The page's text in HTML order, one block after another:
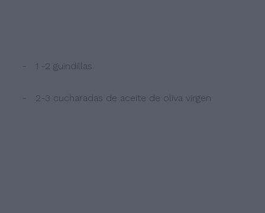
- 1 -2 guindillas
- 2-3 cucharadas de aceite de oliva virgen